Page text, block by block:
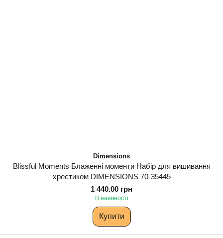
Dimensions
Blissful Moments Блаженні моменти Набір для вишивання
хрестиком DIMENSIONS 70-35445
1 440.00 грн
В наявності
Купити